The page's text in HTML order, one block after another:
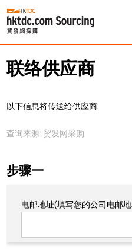
联络供应商
以下信息将传送给供应商:
查询来源: 贸发网采购
步骤一
电邮地址(填写您的公司电邮